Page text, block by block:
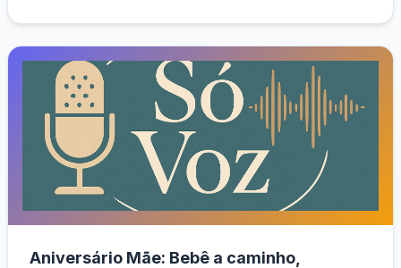
Aniversário Mãe: Bebê a caminho,